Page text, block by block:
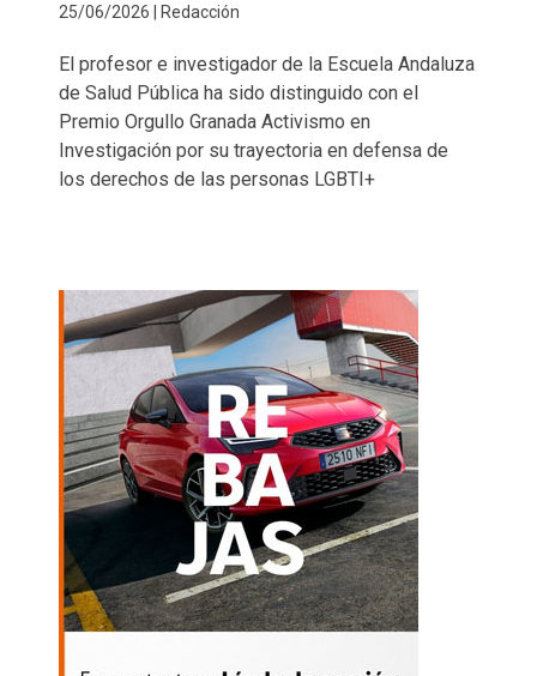
25/06/2026 | Redacción
El profesor e investigador de la Escuela Andaluza
de Salud Pública ha sido distinguido con el
Premio Orgullo Granada Activismo en
Investigación por su trayectoria en defensa de
los derechos de las personas LGBTI+